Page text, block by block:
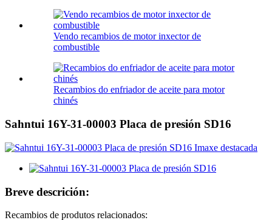
Vendo recambios de motor inxector de
combustible
Recambios do enfriador de aceite para motor
chinés
Sahntui 16Y-31-00003 Placa de presión SD16
Breve descrición:
Recambios de produtos relacionados: